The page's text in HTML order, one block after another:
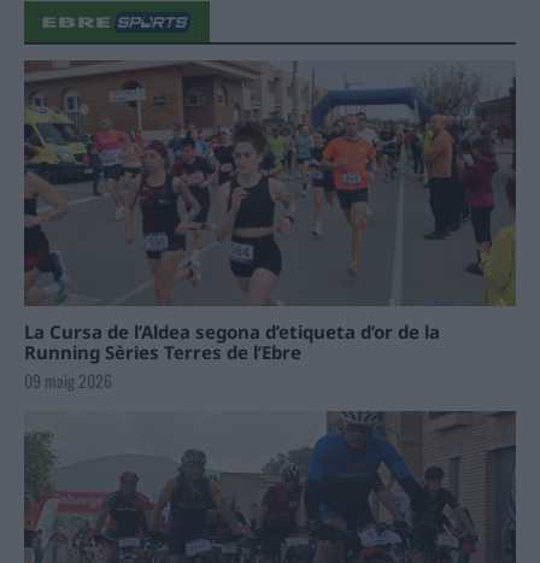
La Cursa de l’Aldea segona d’etiqueta d’or de la
Running Sèries Terres de l’Ebre
09 maig 2026